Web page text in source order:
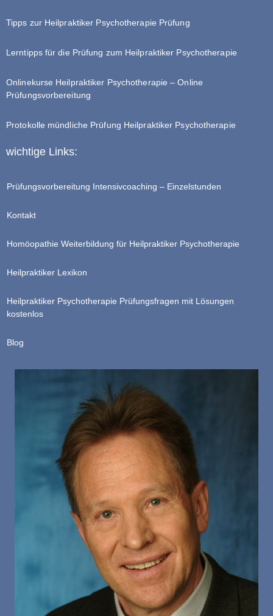
Tipps zur Heilpraktiker Psychotherapie Prüfung
Lerntipps für die Prüfung zum Heilpraktiker Psychotherapie
Onlinekurse Heilpraktiker Psychotherapie – Online
Prüfungsvorbereitung
Protokolle mündliche Prüfung Heilpraktiker Psychotherapie
wichtige Links:
Prüfungsvorbereitung Intensivcoaching – Einzelstunden
Kontakt
Homöopathie Weiterbildung für Heilpraktiker Psychotherapie
Heilpraktiker Lexikon
Heilpraktiker Psychotherapie Prüfungsfragen mit Lösungen
kostenlos
Blog